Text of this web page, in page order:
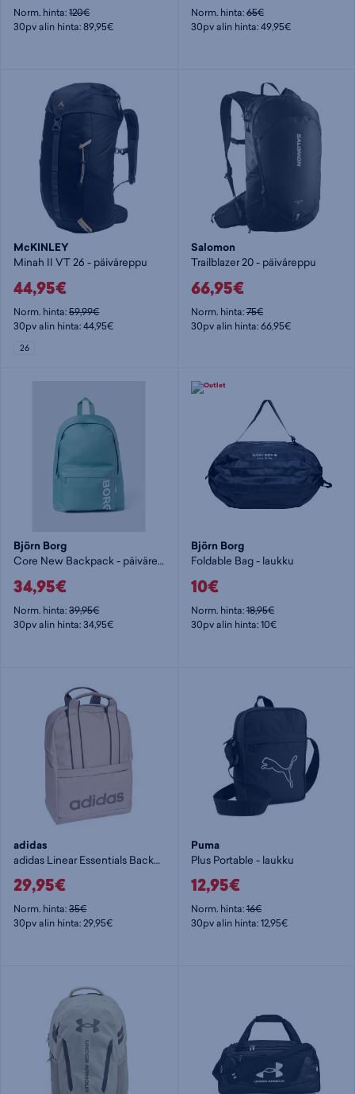
Norm. hinta:120€
30pv alin hinta: 89,95€
Norm. hinta:65€
30pv alin hinta: 49,95€
McKINLEY
Minah II VT 26 - päiväreppu
44,95€
Norm. hinta:59,99€
30pv alin hinta: 44,95€
26
Salomon
Trailblazer 20 - päiväreppu
66,95€
Norm. hinta:75€
30pv alin hinta: 66,95€
Björn Borg
Core New Backpack - päiväreppu
34,95€
Norm. hinta:39,95€
30pv alin hinta: 34,95€
Björn Borg
Foldable Bag - laukku
10€
Norm. hinta:18,95€
30pv alin hinta: 10€
adidas
adidas Linear Essentials Backpack - päiväreppu
29,95€
Norm. hinta:35€
30pv alin hinta: 29,95€
Puma
Plus Portable - laukku
12,95€
Norm. hinta:16€
30pv alin hinta: 12,95€